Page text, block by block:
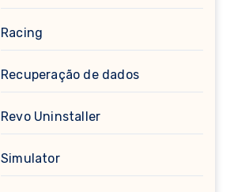
Racing
Recuperação de dados
Revo Uninstaller
Simulator